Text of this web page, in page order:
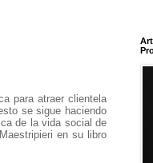
para atraer clientela
se sigue haciendo
de la vida social de
en su libro